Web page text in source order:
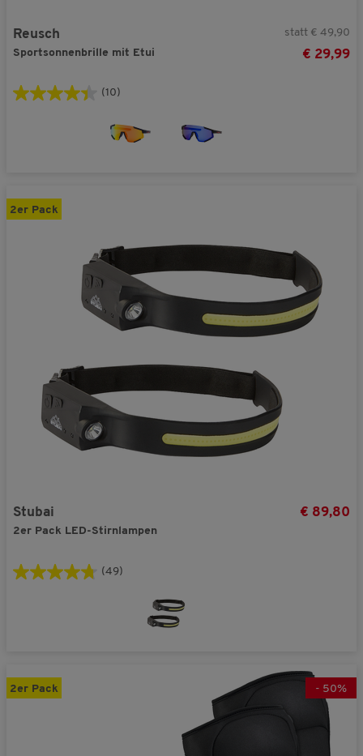
Reusch
Sportsonnenbrille mit Etui
statt € 49,90
€ 29,99
(10)
2er Pack
Stubai
2er Pack LED-Stirnlampen
€ 89,80
(49)
2er Pack - 50%